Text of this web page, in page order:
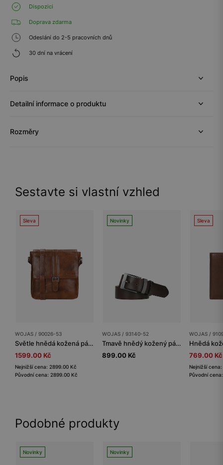
Dispozici
Doprava zdarma
Odeslání do 2-5 pracovních dnů
30 dní na vrácení
Popis
Detailní informace o produktu
Rozměry
Sestavte si vlastní vzhled
Sleva
WOJAS / 90026-53
Světle hnědá kožená pánská taška přes rameno
1599.00 Kč
Nejnižší cena: 2899.00 Kč
Původní cena: 2899.00 Kč
Novinky
WOJAS / 93140-52
Tmavě hnědý kožený pánský opasek
899.00 Kč
Sleva
WOJAS /
769.00 Kč
Nejnižší
Původní
Podobné produkty
Novinky Novinky